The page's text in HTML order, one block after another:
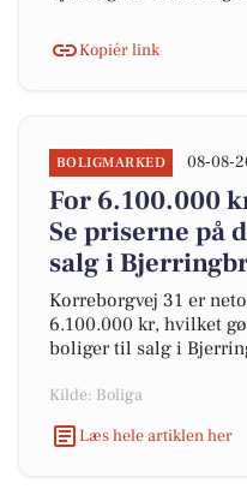
Kopiér link
BOLIGMARKED 08-08-
For 6.100.000
Se priserne på
salg i
Korreborgvej 31 er
6.100.000 kr, hvilket
boliger til salg i
Kilde: Boliga
Læs hele artiklen her